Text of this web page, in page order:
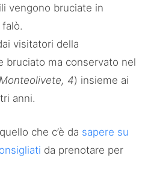
vengono bruciate in
visitatori della
bruciato ma conservato nel
4) insieme ai
anni.
che c’è da sapere su
da prenotare per